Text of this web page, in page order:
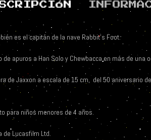
es el capitán de la nave Rabbit’s Foot.
apuros a Han Solo y Chewbacca en más de
de Jaxxon a escala de 15 cm, del 50 aniversario
para niños menores de 4 años.
de Lucasfilm Ltd.